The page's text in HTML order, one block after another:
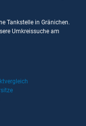
Tankstelle in Gränichen.
Umkreissuche am